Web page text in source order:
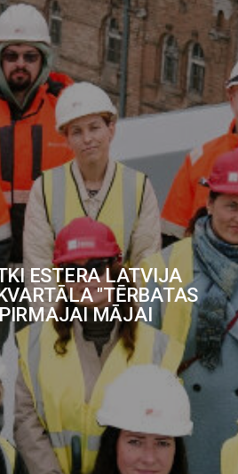
ESTERA LATVIJA
"TĒRBATAS
MĀJAI